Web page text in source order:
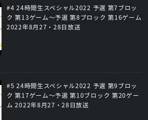
#4 24時間生スペシャル2022 予選 第7ブロッ
ク 第13ゲーム～予選 第8ブロック 第16ゲーム
2022年8月27・28日放送
#5 24時間生スペシャル2022 予選 第9ブロッ
ク 第17ゲーム～予選 第10ブロック 第20ゲー
ム 2022年8月27・28日放送